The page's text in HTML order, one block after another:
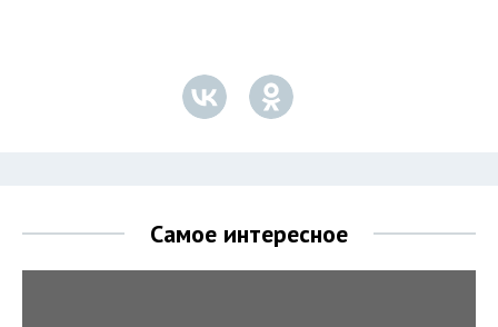
Самое интересное